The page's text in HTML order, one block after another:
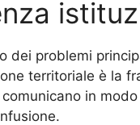
dei problemi
territoriale è la
in